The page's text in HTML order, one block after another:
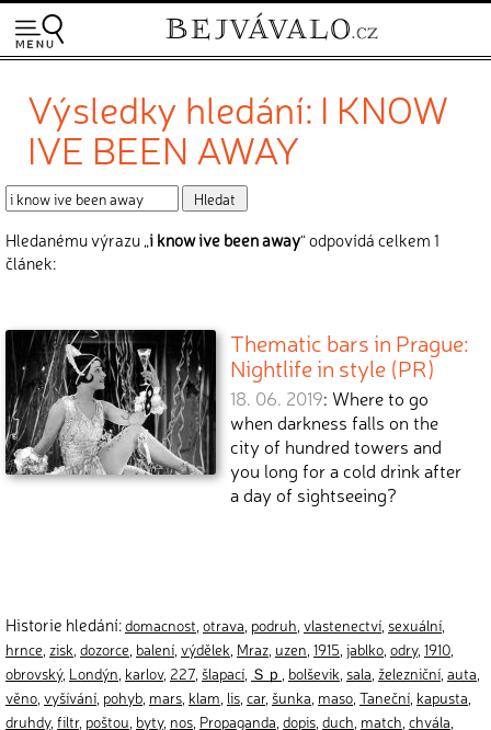
Výsledky hledání: I KNOW
IVE BEEN AWAY
Hledanému výrazu „i know ive been away“ odpovídá celkem 1
článek:
Thematic bars in Prague:
Nightlife in style (PR)
18. 06. 2019: Where to go
when darkness falls on the
city of hundred towers and
you long for a cold drink after
a day of sightseeing?
Historie hledání:domacnost otrava podruh vlastenectví sexuální
hrnce zisk dozorce balení výdělek Mraz uzen 1915 jablko odry, 1910
obrovský, Londýn karlov, 227 šlapací Ｓｐ bolševik sala železniční auta
věno vyšívání pohyb mars klam lis car, šunka maso Taneční kapusta
druhdy, filtr, poštou byty, nos Propaganda dopis duch match chvála